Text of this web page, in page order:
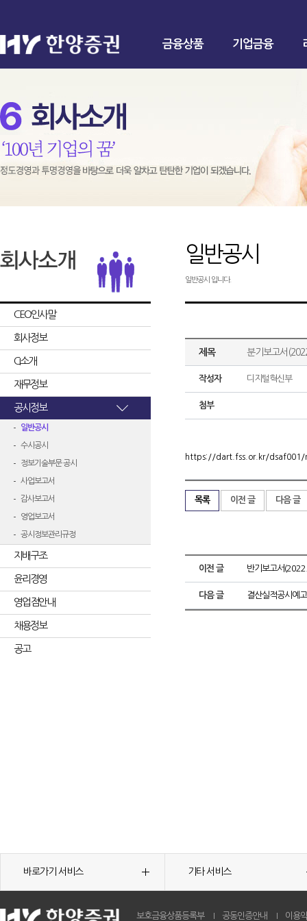
금융상품 기업금융
CEO인사말
회사정보
CI소개
재무정보
공시정보
일반공시
수시공시
정보기술부문 공시
사업보고서
감사보고서
영업보고서
공시정보관리규정
지배구조
윤리경영
영업점안내
채용정보
공고
일반공시
일반공시 입니다.
제목 분기보고서
작성자 디지털혁신부
첨부
https://dart.fss.or.kr/dsaf001/
목록 이전 글 다음 글
이전 글 반기보고서
다음 글 결산실적공시예
바로가기 서비스 기타 서비스
보호금융상품등록부 공동인증안내 이용